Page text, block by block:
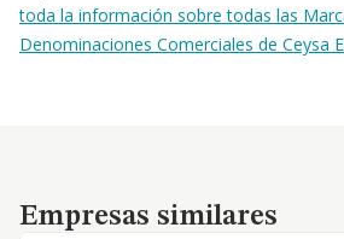
toda la información sobre todas las
Denominaciones Comerciales de Ceysa
Empresas similares
Empresas similares